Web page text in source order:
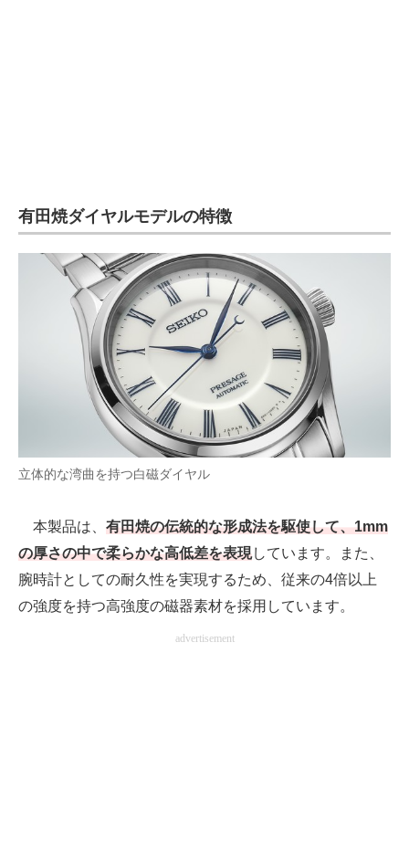
電子設計の基本と応用
エネルギーの専門メディア
建設×テクノロジーの最前線
ちょっと気になるネットの話題
有田焼ダイヤルモデルの特徴
立体的な湾曲を持つ白磁ダイヤル
本製品は、 有田焼の伝統的な形成法を駆使して、1mm
の厚さの中で柔らかな高低差を表現しています。また、
腕時計としての耐久性を実現するため、従来の4倍以上
の強度を持つ高強度の磁器素材を採用しています。
advertisement